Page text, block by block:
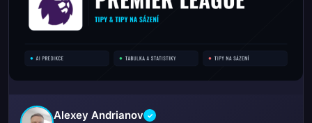
Alexey Andrianov ✓